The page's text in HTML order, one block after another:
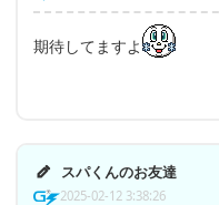
期待してますよ
スパくんのお友達
2025-02-12 3:38:26